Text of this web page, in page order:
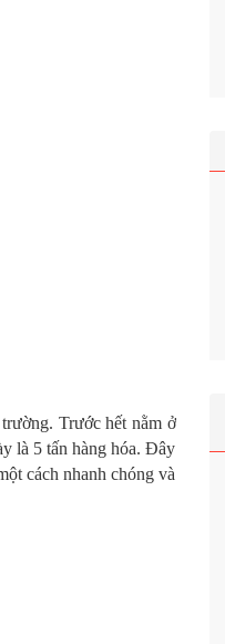
Trước hết nằm ở
là 5 tấn hàng hóa. Đây
cách nhanh chóng và